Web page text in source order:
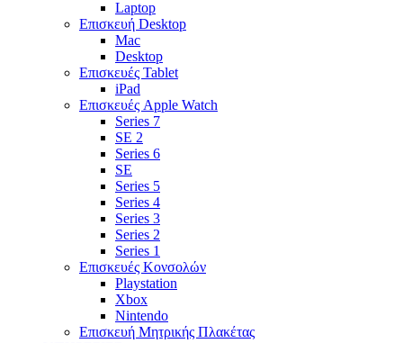
Laptop
Επισκευή Desktop
Mac
Desktop
Επισκευές Tablet
iPad
Επισκευές Apple Watch
Series 7
SE 2
Series 6
SE
Series 5
Series 4
Series 3
Series 2
Series 1
Επισκευές Κονσολών
Playstation
Xbox
Nintendo
Επισκευή Μητρικής Πλακέτας